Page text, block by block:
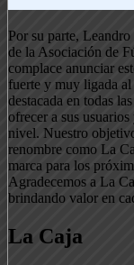
Por su parte,
de la Asociación de
complace anunciar
fuerte y muy ligada
destacada en todas
ofrecer a sus
nivel. Nuestro
renombre como La
marca para los
Agradecemos a La
brindando valor en
La Caja